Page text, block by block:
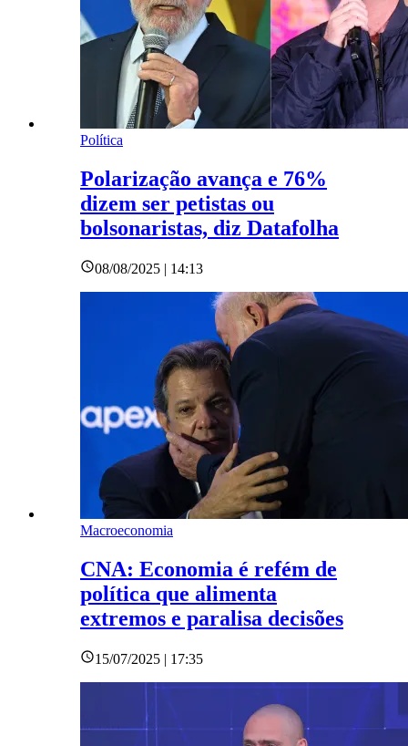
Política
Polarização avança e 76%
dizem ser petistas ou
bolsonaristas, diz Datafolha
08/08/2025 | 14:13
Macroeconomia
CNA: Economia é refém de
política que alimenta
extremos e paralisa decisões
15/07/2025 | 17:35